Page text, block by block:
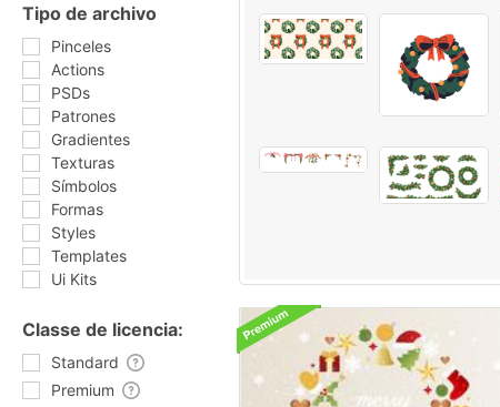
Tipo de archivo
Pinceles
Actions
PSDs
Patrones
Gradientes
Texturas
Símbolos
Formas
Styles
Templates
Ui Kits
Classe de licencia:
Standard
Premium